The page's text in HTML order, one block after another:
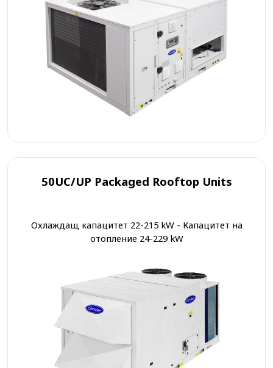
50UC/UP Packaged Rooftop Units
Охлаждащ капацитет 22-215 kW - Капацитет на
отопление 24-229 kW